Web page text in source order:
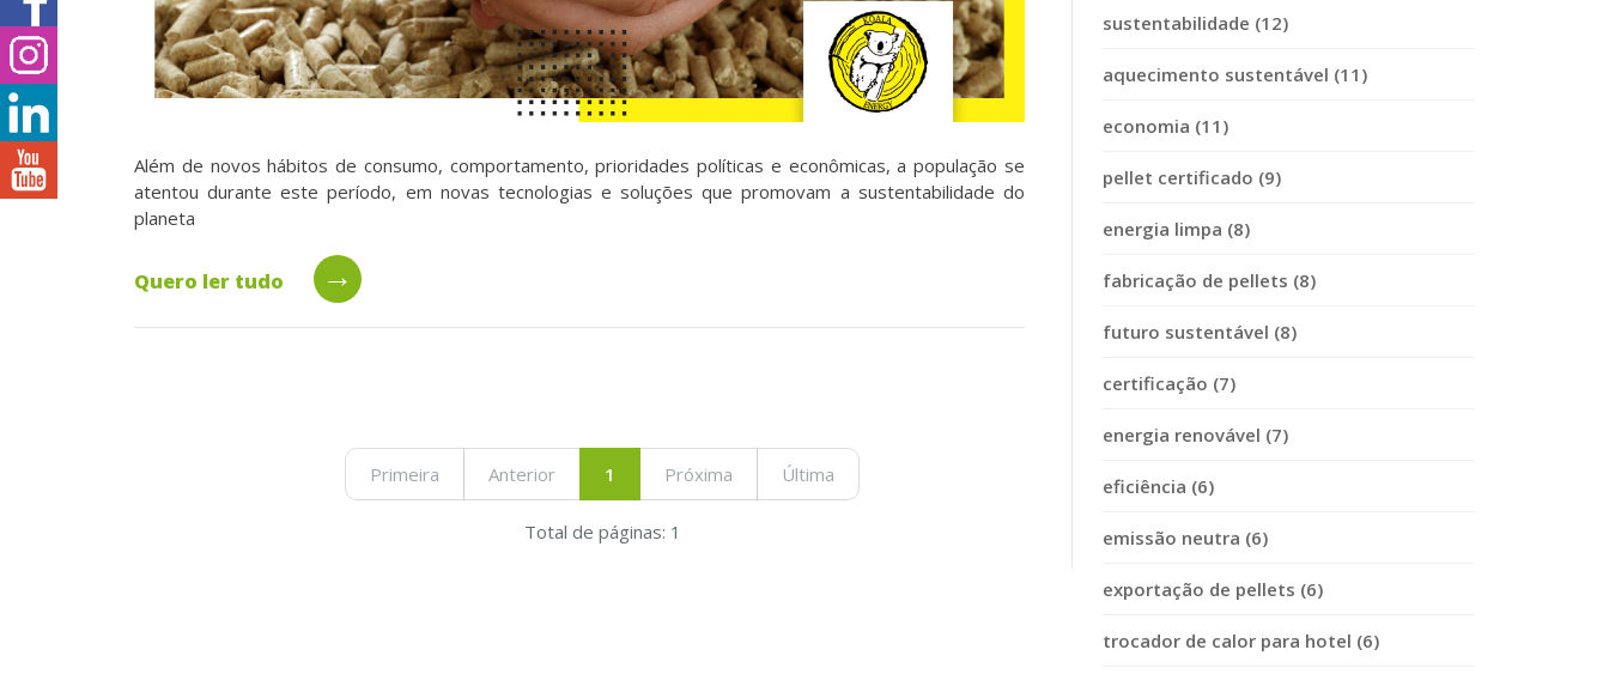
Além de novos hábitos de consumo, comportamento, prioridades políticas e econômicas, a população se
atentou durante este período, em novas tecnologias e soluções que promovam a sustentabilidade do
planeta
Quero ler tudo →
Primeira Anterior 1 Próxima Última
Total de páginas: 1
sustentabilidade (12)
aquecimento sustentável (11)
economia (11)
pellet certificado (9)
energia limpa (8)
fabricação de pellets (8)
futuro sustentável (8)
certificação (7)
energia renovável (7)
eficiência (6)
emissão neutra (6)
exportação de pellets (6)
trocador de calor para hotel (6)